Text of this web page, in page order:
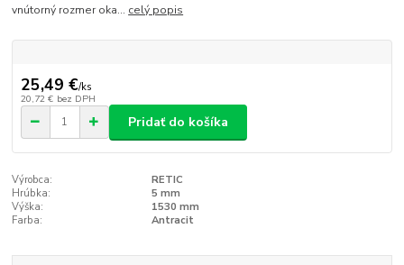
vnútorný rozmer oka... celý popis
25,49 €/ks
20,72 € bez DPH
Pridať do košíka
Výrobca:
RETIC
Hrúbka:
5 mm
Výška:
1530 mm
Farba:
Antracit